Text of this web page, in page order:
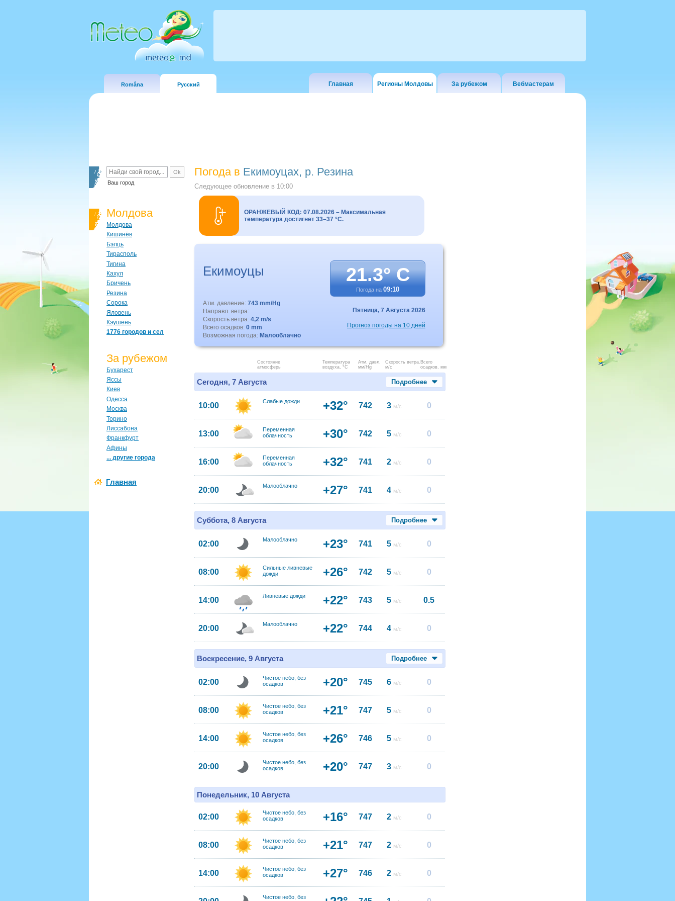
Româna Русский Главная Регионы Молдовы За рубежом Вебмастерам
Ваш город
Молдова
Молдова
Кишинёв
Бэлць
Тирасполь
Тигина
Кахул
Бричень
Резина
Сорока
Яловень
Кэушень
1776 городов и сел
За рубежом
Бухарест
Яссы
Киев
Одесса
Москва
Торино
Лиссабона
Франкфурт
Афины
... другие города
Главная
Погода в Екимоуцах, р. Резина
Следующее обновление в 10:00
ОРАНЖЕВЫЙ КОД: 07.08.2026 – Максимальная
температура достигнет 33–37 °C.
Екимоуцы 21.3° C
Погода на 09:10
Атм. давление: 743 mm/Hg
Направл. ветра:
Скорость ветра: 4,2 m/s
Всего осадков: 0 mm
Возможная погода: Малооблачно
Пятница, 7 Августа 2026
Прогноз погоды на 10 дней
Состояние
атмосферы
Температура
воздуха, °C
Атм. давл.
мм/Hg
Скорость ветра.
м/с
Всего
осадков, мм
Сегодня, 7 Августа Подробнее
10:00 Слабые дожди +32° 742 3 м/с 0
13:00
Переменная
облачность
+30° 742 5 м/с 0
16:00
Переменная
облачность
+32° 741 2 м/с 0
20:00 Малооблачно +27° 741 4 м/с 0
Суббота, 8 Августа Подробнее
02:00 Малооблачно +23° 741 5 м/с 0
08:00
Сильные ливневые
дожди
+26° 742 5 м/с 0
14:00 Ливневые дожди +22° 743 5 м/с 0.5
20:00 Малооблачно +22° 744 4 м/с 0
Воскресение, 9 Августа Подробнее
02:00
Чистое небо, без
осадков
+20° 745 6 м/с 0
08:00
Чистое небо, без
осадков
+21° 747 5 м/с 0
14:00
Чистое небо, без
осадков
+26° 746 5 м/с 0
20:00
Чистое небо, без
осадков
+20° 747 3 м/с 0
Понедельник, 10 Августа
02:00
Чистое небо, без
осадков
+16° 747 2 м/с 0
08:00
Чистое небо, без
осадков
+21° 747 2 м/с 0
14:00
Чистое небо, без
осадков
+27° 746 2 м/с 0
Чистое небо, без